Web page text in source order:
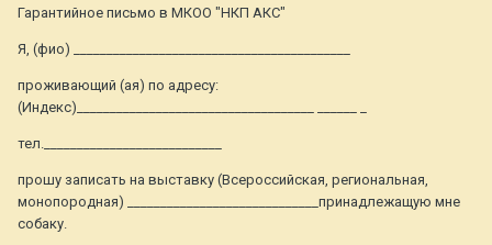
Гарантийное письмо в МКОО "НКП АКС"
Я, (фио) __________________________________________
проживающий (ая) по адресу:
(Индекс)____________________________________ ______ _
тел.___________________________
прошу записать на выставку (Всероссийская, региональная,
монопородная) _____________________________принадлежащую мне
собаку.